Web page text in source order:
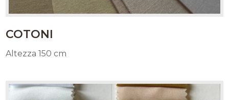
COTONI
Altezza 150 cm